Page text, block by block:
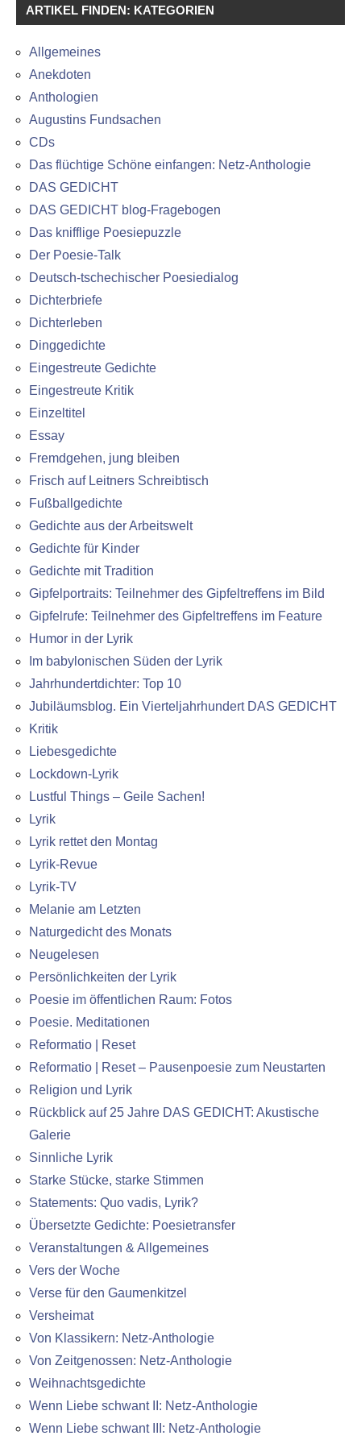
ARTIKEL FINDEN: KATEGORIEN
Allgemeines
Anekdoten
Anthologien
Augustins Fundsachen
CDs
Das flüchtige Schöne einfangen: Netz-Anthologie
DAS GEDICHT
DAS GEDICHT blog-Fragebogen
Das knifflige Poesiepuzzle
Der Poesie-Talk
Deutsch-tschechischer Poesiedialog
Dichterbriefe
Dichterleben
Dinggedichte
Eingestreute Gedichte
Eingestreute Kritik
Einzeltitel
Essay
Fremdgehen, jung bleiben
Frisch auf Leitners Schreibtisch
Fußballgedichte
Gedichte aus der Arbeitswelt
Gedichte für Kinder
Gedichte mit Tradition
Gipfelportraits: Teilnehmer des Gipfeltreffens im Bild
Gipfelrufe: Teilnehmer des Gipfeltreffens im Feature
Humor in der Lyrik
Im babylonischen Süden der Lyrik
Jahrhundertdichter: Top 10
Jubiläumsblog. Ein Vierteljahrhundert DAS GEDICHT
Kritik
Liebesgedichte
Lockdown-Lyrik
Lustful Things – Geile Sachen!
Lyrik
Lyrik rettet den Montag
Lyrik-Revue
Lyrik-TV
Melanie am Letzten
Naturgedicht des Monats
Neugelesen
Persönlichkeiten der Lyrik
Poesie im öffentlichen Raum: Fotos
Poesie. Meditationen
Reformatio | Reset
Reformatio | Reset – Pausenpoesie zum Neustarten
Religion und Lyrik
Rückblick auf 25 Jahre DAS GEDICHT: Akustische
Galerie
Sinnliche Lyrik
Starke Stücke, starke Stimmen
Statements: Quo vadis, Lyrik?
Übersetzte Gedichte: Poesietransfer
Veranstaltungen & Allgemeines
Vers der Woche
Verse für den Gaumenkitzel
Versheimat
Von Klassikern: Netz-Anthologie
Von Zeitgenossen: Netz-Anthologie
Weihnachtsgedichte
Wenn Liebe schwant II: Netz-Anthologie
Wenn Liebe schwant III: Netz-Anthologie